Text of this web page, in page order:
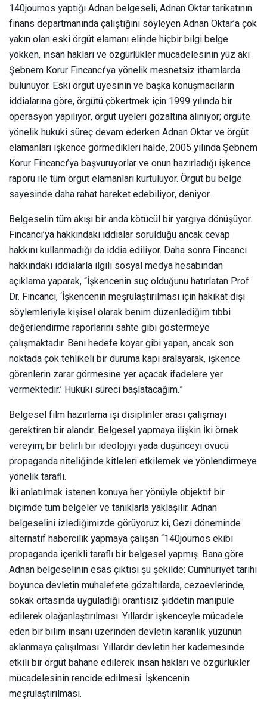
140journos yaptığı Adnan belgeseli, Adnan Oktar tarikatının
finans departmanında çalıştığını söyleyen Adnan Oktar’a çok
yakın olan eski örgüt elamanı elinde hiçbir bilgi belge
yokken, insan hakları ve özgürlükler mücadelesinin yüz akı
Şebnem Korur Fincancı’ya yönelik mesnetsiz ithamlarda
bulunuyor. Eski örgüt üyesinin ve başka konuşmacıların
iddialarına göre, örgütü çökertmek için 1999 yılında bir
operasyon yapılıyor, örgüt üyeleri gözaltına alınıyor; örgüte
yönelik hukuki süreç devam ederken Adnan Oktar ve örgüt
elamanları işkence görmedikleri halde, 2005 yılında Şebnem
Korur Fincancı’ya başvuruyorlar ve onun hazırladığı işkence
raporu ile tüm örgüt elamanları kurtuluyor. Örgüt bu belge
sayesinde daha rahat hareket edebiliyor, deniyor.
Belgeselin tüm akışı bir anda kötücül bir yargıya dönüşüyor.
Fincancı’ya hakkındaki iddialar sorulduğu ancak cevap
hakkını kullanmadığı da iddia ediliyor. Daha sonra Fincancı
hakkındaki iddialarla ilgili sosyal medya hesabından
açıklama yaparak, “İşkencenin suç olduğunu hatırlatan Prof.
Dr. Fincancı, ‘İşkencenin meşrulaştırılması için hakikat dışı
söylemleriyle kişisel olarak benim düzenlediğim tıbbi
değerlendirme raporlarını sahte gibi göstermeye
çalışmaktadır. Beni hedefe koyar gibi yapan, ancak son
noktada çok tehlikeli bir duruma kapı aralayarak, işkence
görenlerin zarar görmesine yer açacak ifadelere yer
vermektedir.’ Hukuki süreci başlatacağım.”
Belgesel film hazırlama işi disiplinler arası çalışmayı
gerektiren bir alandır. Belgesel yapmaya ilişkin İki örnek
vereyim; bir belirli bir ideolojiyi yada düşünceyi övücü
propaganda niteliğinde kitleleri etkilemek ve yönlendirmeye
yönelik taraflı.
İki anlatılmak istenen konuya her yönüyle objektif bir
biçimde tüm belgeler ve tanıklarla yaklaşılır. Adnan
belgeselini izlediğimizde görüyoruz ki, Gezi döneminde
alternatif habercilik yapmaya çalışan “140journos ekibi
propaganda içerikli taraflı bir belgesel yapmış. Bana göre
Adnan belgeselinin esas çıktısı şu şekilde: Cumhuriyet tarihi
boyunca devletin muhalefete gözaltılarda, cezaevlerinde,
sokak ortasında uyguladığı orantısız şiddetin manipüle
edilerek olağanlaştırılması. Yıllardır işkenceyle mücadele
eden bir bilim insanı üzerinden devletin karanlık yüzünün
aklanmaya çalışılması. Yıllardır devletin her kademesinde
etkili bir örgüt bahane edilerek insan hakları ve özgürlükler
mücadelesinin rencide edilmesi. İşkencenin
meşrulaştırılması.